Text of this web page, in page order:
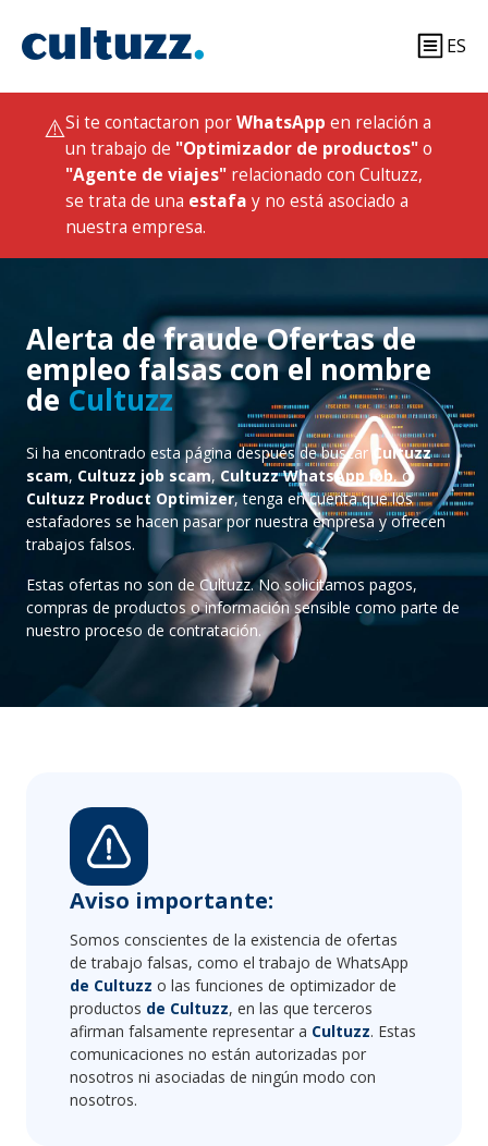
ES
⚠️Si te contactaron porWhatsApp en relación a
un trabajo de "Optimizador de productos"o
"Agente de viajes" relacionado con Cultuzz,
se trata de una estafa y no está asociado a
nuestra empresa.
Alerta de fraude Ofertas de
empleo falsas con el nombre
de Cultuzz
Si ha encontrado esta página después de buscar Cultuzz
scam, Cultuzz job scam, Cultuzz WhatsApp job, o
Cultuzz Product Optimizer, tenga en cuenta que los
estafadores se hacen pasar por nuestra empresa y ofrecen
trabajos falsos.
Estas ofertas no son de Cultuzz. No solicitamos pagos,
compras de productos o información sensible como parte de
nuestro proceso de contratación.
Aviso importante:
Somos conscientes de la existencia de ofertas
de trabajo falsas, como el trabajo de WhatsApp
de Cultuzz o las funciones de optimizador de
productos de Cultuzz, en las que terceros
afirman falsamente representar a Cultuzz. Estas
comunicaciones no están autorizadas por
nosotros ni asociadas de ningún modo con
nosotros.